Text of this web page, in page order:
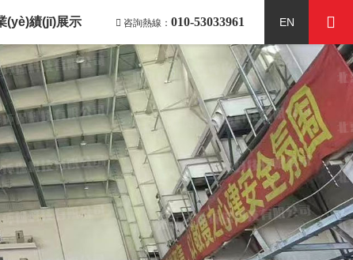
咨詢熱線： 010-53033961 EN
(yè)績(jī)展示